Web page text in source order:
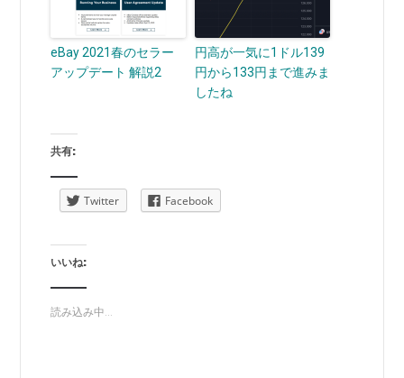
eBay 2021春のセラー
アップデート 解説2
円高が一気に1ドル139
円から133円まで進みま
したね
共有:
Twitter Facebook
いいね:
読み込み中...